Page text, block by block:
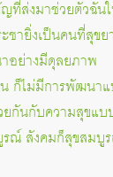
ที่ส่งมาช่วยตัวฉั
ชายิ่งเป็นคนที่สุขย
อย่างมีดุลยภาพ
ก็ไม่มีการพัฒนา
กันกับความสุขแบ
ณ์ สังคมก็สุขสมบู